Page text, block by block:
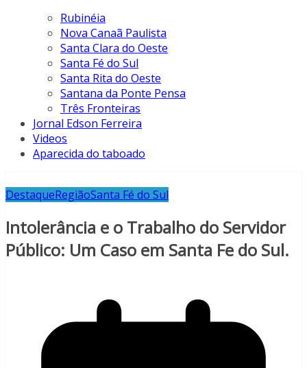
Rubinéia
Nova Canaã Paulista
Santa Clara do Oeste
Santa Fé do Sul
Santa Rita do Oeste
Santana da Ponte Pensa
Três Fronteiras
Jornal Edson Ferreira
Videos
Aparecida do taboado
DestaqueRegiãoSanta Fé do Sul
Intolerância e o Trabalho do Servidor
Público: Um Caso em Santa Fe do Sul.